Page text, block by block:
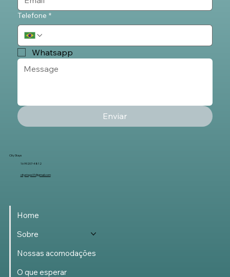
Telefone *
Whatsapp
Enviar
Home
Sobre
Nossas acomodações
O que esperar
City Stays
16 99207-4812
citystays01@gmail.com